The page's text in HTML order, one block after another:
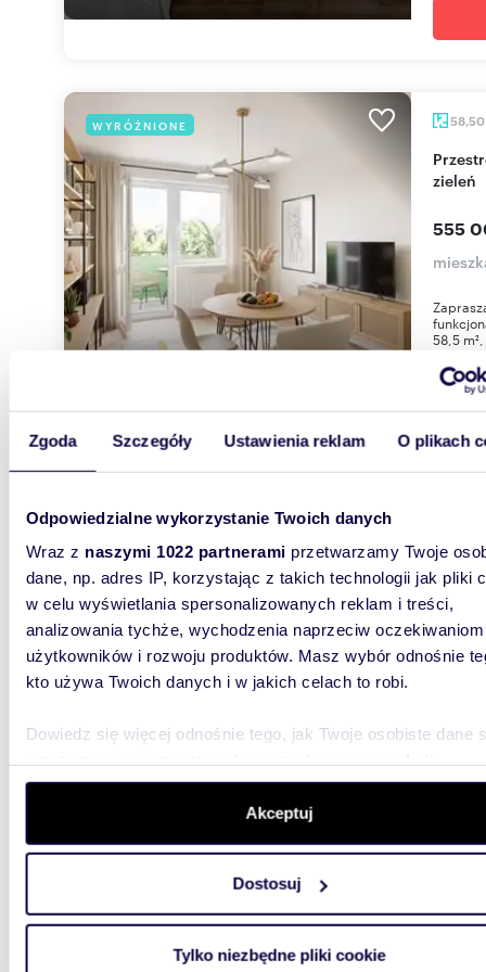
Zgoda Szczegóły Ustawienia reklam O plikach
Odpowiedzialne wykorzystanie Twoich danych
Wraz z naszymi 1022 partnerami przetwarzamy Twoje
dane, np. adres IP, korzystając z takich technologii jak pliki
w celu wyświetlania spersonalizowanych reklam i treści,
analizowania tychże, wychodzenia naprzeciw oczekiwaniom
użytkowników i rozwoju produktów. Masz wybór odnośnie
kto używa Twoich danych i w jakich celach to robi.
Dowiedz się więcej odnośnie tego, jak Twoje osobiste dane
szczegółów. W Deklaracji plików cookie możesz zmienić
wycofać swoją zgodę w dowolnej chwili.
aby oferować funkcje społecznościowe i analizować ruch w
witrynie. Informacje o tym, jak korzystasz z naszej witryny,
analitycznym. Partnerzy mogą połączyć te informacje z
Akceptuj
Dostosuj
Tylko niezbędne pliki cookie
WYRÓŻNIONE 58,50
Przestronne 3 pokoje z loggią i widokiem na
zieleń
555
58,5
WYRÓŻNIONE
Mieszkanie 46,5 m² w Warszawie - garaż i pełna
799
98m2